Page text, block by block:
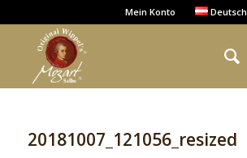
Mein Konto Deutsch
20181007_121056_resized